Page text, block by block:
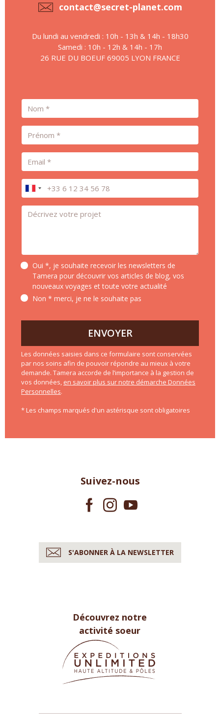
contact@secret-planet.com
Du lundi au vendredi : 10h - 13h & 14h - 18h30
Samedi : 10h - 12h & 14h - 17h
26 RUE DU BOEUF 69005 LYON FRANCE
Nom
Prénom
Email
Téléphone
Message *
Oui *, je souhaite recevoir les newsletters de
Tamera pour découvrir vos articles de blog, vos
nouveaux voyages et toute votre actualité
Non * merci, je ne le souhaite pas
ENVOYER
Les données saisies dans ce formulaire sont conservées
par nos soins afin de pouvoir répondre au mieux à votre
demande. Tamera accorde de l’importance à la gestion de
vos données, en savoir plus sur notre démarche Données
Personnelles.
* Les champs marqués d'un astérisque sont obligatoires
Suivez-nous
S'ABONNER À LA NEWSLETTER
Découvrez notre
activité soeur